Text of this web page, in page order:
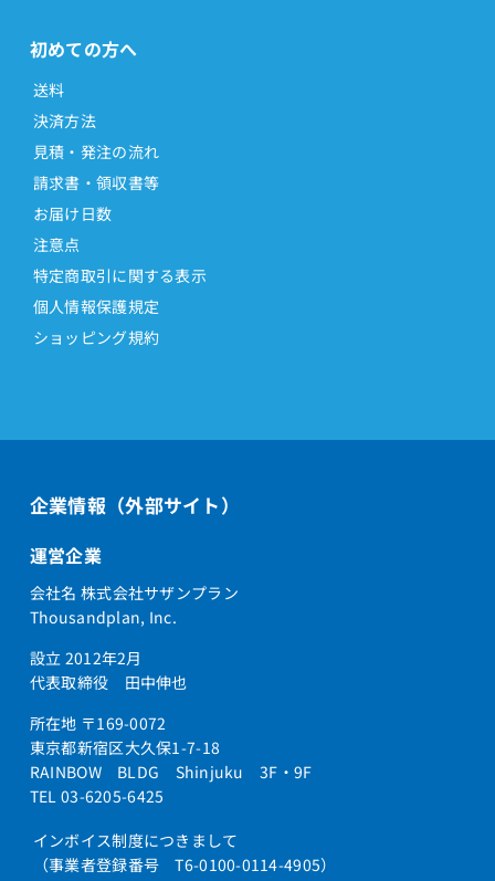
初めての方へ
送料
決済方法
見積・発注の流れ
請求書・領収書等
お届け日数
注意点
特定商取引に関する表示
個人情報保護規定
ショッピング規約
企業情報（外部サイト）
運営企業
会社名 株式会社サザンプラン
Thousandplan, Inc.
設立 2012年2月
代表取締役 田中伸也
所在地 〒169-0072
東京都新宿区大久保1-7-18
RAINBOW BLDG Shinjuku 3F・9F
TEL 03-6205-6425
インボイス制度につきまして
（事業者登録番号 T6-0100-0114-4905）